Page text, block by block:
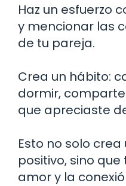
Haz un esfuerzo
y mencionar las
de tu pareja.
Crea un hábito:
dormir,
que apreciaste
Esto no solo
positivo, sino
amor y la